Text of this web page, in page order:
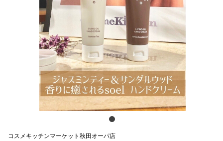
コスメキッチンマーケット秋田オーパ店
公式SNS